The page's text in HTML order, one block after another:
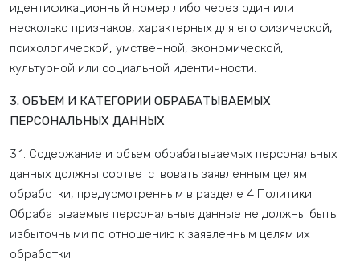
идентификационный номер либо через один или
несколько признаков, характерных для его физической,
психологической, умственной, экономической,
культурной или социальной идентичности.
3. ОБЪЕМ И КАТЕГОРИИ ОБРАБАТЫВАЕМЫХ
ПЕРСОНАЛЬНЫХ ДАННЫХ
3.1. Содержание и объем обрабатываемых персональных
данных должны соответствовать заявленным целям
обработки, предусмотренным в разделе 4 Политики.
Обрабатываемые персональные данные не должны быть
избыточными по отношению к заявленным целям их
обработки.